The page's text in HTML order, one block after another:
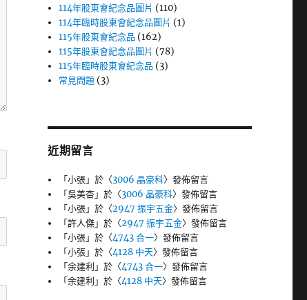
114年股東會紀念品圖片 (110)
114年臨時股東會紀念品圖片 (1)
115年股東會紀念品 (162)
115年股東會紀念品圖片 (78)
115年臨時股東會紀念品 (3)
常見問題 (3)
近期留言
「小張」於〈3006 晶豪科〉發佈留言
「吳美杏」於〈3006 晶豪科〉發佈留言
「小張」於〈2947 振宇五金〉發佈留言
「許人傑」於〈2947 振宇五金〉發佈留言
「小張」於〈4743 合一〉發佈留言
「小張」於〈4128 中天〉發佈留言
「余建利 」於〈4743 合一〉發佈留言
「余建利 」於〈4128 中天〉發佈留言